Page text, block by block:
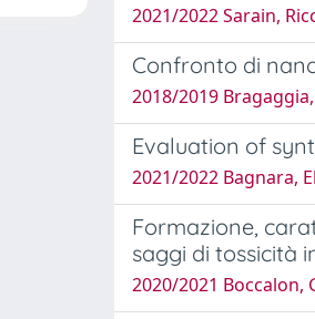
2021/2022 Sarain,
Confronto di
2018/2019
Evaluation of
2021/2022 Bagnara,
Formazione,
saggi di tossicità
2020/2021 Boccalon,